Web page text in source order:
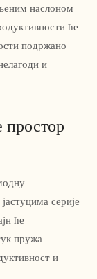
наслоном
ће
подржано
и
простор
серије
ће
пружа
и